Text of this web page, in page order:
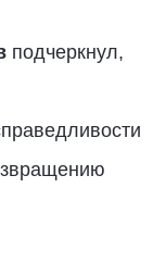
подчеркнул,